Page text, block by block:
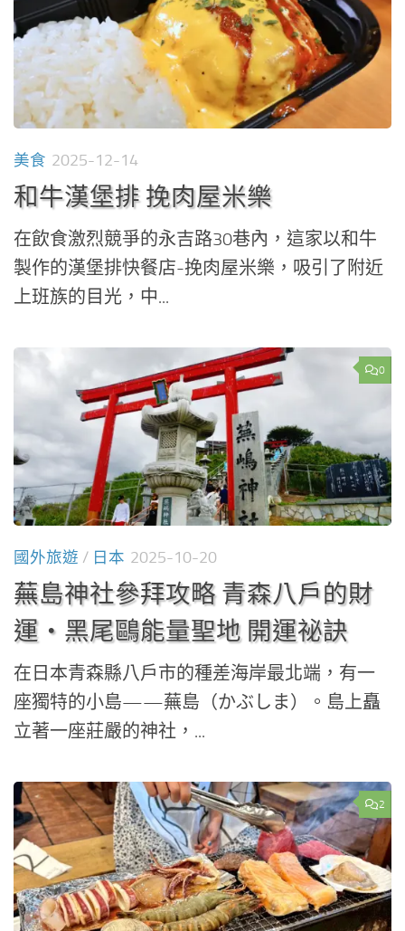
美食 2025-12-14
和牛漢堡排 挽肉屋米樂
在飲食激烈競爭的永吉路30巷內，這家以和牛
製作的漢堡排快餐店-挽肉屋米樂，吸引了附近
上班族的目光，中...
0
國外旅遊 / 日本 2025-10-20
蕪島神社參拜攻略 青森八戶的財
運・黑尾鷗能量聖地 開運祕訣
在日本青森縣八戶市的種差海岸最北端，有一
座獨特的小島——蕪島（かぶしま）。島上矗
立著一座莊嚴的神社，...
2